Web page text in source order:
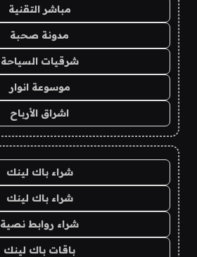
مباشر التقنية
مدونة صحبة
شرقيات السياحة
موسوعة انوار
اشراق الأرباح
شراء باك لينك
شراء باك لينك
شراء روابط نصية
باقات باك لينك